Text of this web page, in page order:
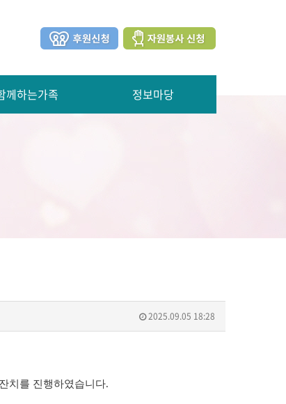
께하는가족 정보마당
2025.09.05 18:28
치를 진행하였습니다.